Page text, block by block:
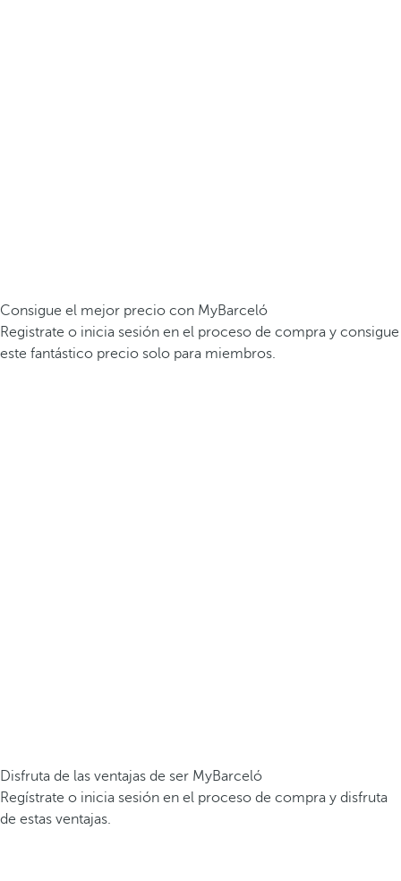
Consigue el mejor precio con MyBarceló
Registrate o inicia sesión en el proceso de compra y consigue
este fantástico precio solo para miembros.
Disfruta de las ventajas de ser MyBarceló
Regístrate o inicia sesión en el proceso de compra y disfruta
de estas ventajas.